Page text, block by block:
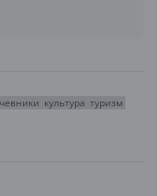
культура туризм